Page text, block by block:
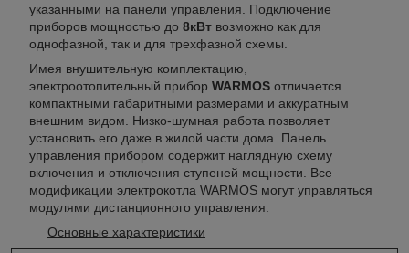
указанными на панели управления. Подключение
приборов мощностью до 8кВт возможно как для
однофазной, так и для трехфазной схемы.
Имея внушительную комплектацию,
электроотопительный прибор WARMOS отличается
компактными габаритными размерами и аккуратным
внешним видом. Низко-шумная работа позволяет
установить его даже в жилой части дома. Панель
управления прибором содержит наглядную схему
включения и отключения ступеней мощности. Все
модификации электрокотла WARMOS могут управляться
модулями дистанционного управления.
Основные характеристики